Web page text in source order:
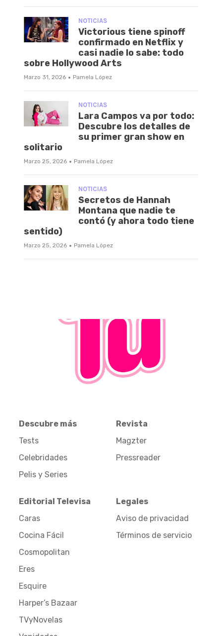
NOTICIAS
Victorious tiene spinoff
confirmado en Netflix y
casi nadie lo sabe: todo
sobre Hollywood Arts
Marzo 31, 2026 · Pamela López
NOTICIAS
Lara Campos va por todo:
Descubre los detalles de
su primer gran show en
solitario
Marzo 25, 2026 · Pamela López
NOTICIAS
Secretos de Hannah
Montana que nadie te
contó (y ahora todo tiene
sentido)
Marzo 25, 2026 · Pamela López
Descubre más
Tests
Celebridades
Pelis y Series
Revista
Magzter
Pressreader
Editorial Televisa
Caras
Cocina Fácil
Cosmopolitan
Eres
Esquire
Harper’s Bazaar
TVyNovelas
Legales
Aviso de privacidad
Términos de servicio